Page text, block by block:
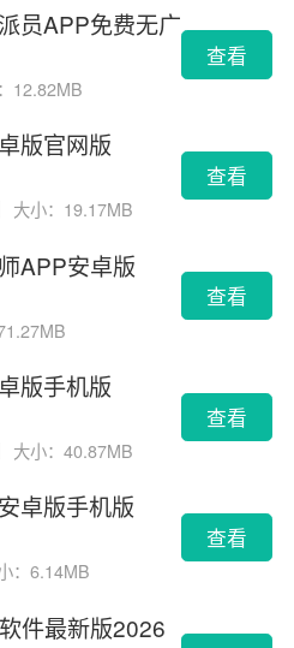
员APP免费无广
12.82MB
查看
版官网版
大小：19.17MB
查看
APP安卓版
查看
版手机版
大小：40.87MB
查看
卓版手机版
：6.14MB
查看
件最新版2026